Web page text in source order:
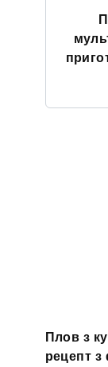
Плов з
рецепт з